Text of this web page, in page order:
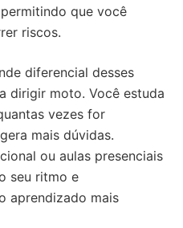
que você
riscos.
diferencial desses
dirigir moto. Você estuda
vezes for
mais dúvidas.
ou aulas presenciais
seu ritmo e
aprendizado mais